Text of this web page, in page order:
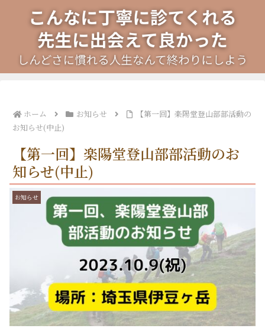
ホーム お知らせ
【第一回】楽陽堂登山部部活動の
お知らせ(中止)
【第一回】楽陽堂登山部部活動のお
知らせ(中止)
お知らせ